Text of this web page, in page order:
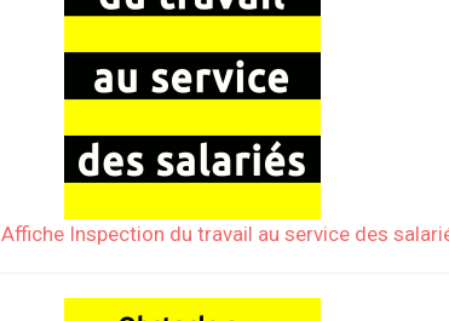
Affiche Inspection du travail au service des